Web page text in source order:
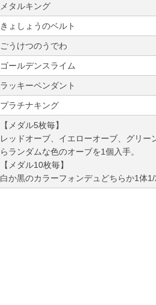
メタルキング
きょしょうのベルト
ごうけつのうでわ
ゴールデンスライム
ラッキーペンダント
プラチナキング
【メダル5枚毎】
レッドオーブ、イエローオーブ、グリ
らランダムな色のオーブを1個入手。
【メダル10枚毎】
白か黒のカラーフォンデュどちらか1体